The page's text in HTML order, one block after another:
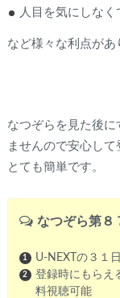
人目を気にしなく
など様々な利点があ
なつぞらを見た後
ませんので安心し
とても簡単です。
なつぞら第８
U-NEXTの３１
登録時にもらえ
料視聴可能